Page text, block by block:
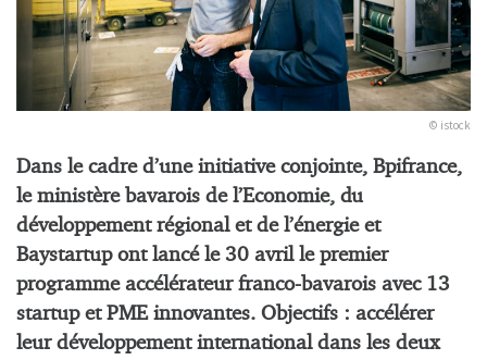
© istock
Dans le cadre d’une initiative conjointe, Bpifrance,
le ministère bavarois de l’Economie, du
développement régional et de l’énergie et
Baystartup ont lancé le 30 avril le premier
programme accélérateur franco-bavarois avec 13
startup et PME innovantes. Objectifs : accélérer
leur développement international dans les deux